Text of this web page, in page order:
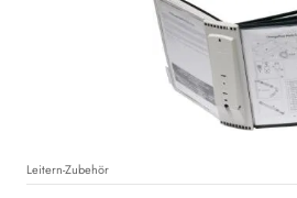
Leitern-Zubehör